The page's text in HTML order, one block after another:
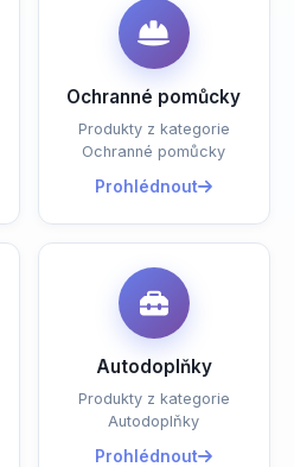
Ochranné pomůcky
Produkty z kategorie
Ochranné pomůcky
Prohlédnout
Autodoplňky
Produkty z kategorie
Autodoplňky
Prohlédnout